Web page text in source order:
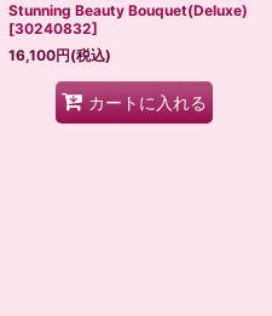
Stunning Beauty Bouquet(Deluxe)
[30240832]
16,100円(税込)
カートに入れる